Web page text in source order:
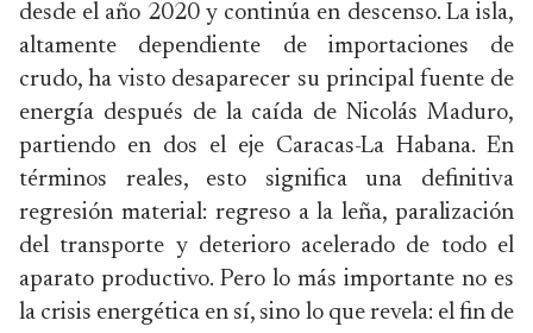
desde el año 2020 y continúa en descenso. La isla,
altamente dependiente de importaciones de
crudo, ha visto desaparecer su principal fuente de
energía después de la caída de Nicolás Maduro,
partiendo en dos el eje Caracas-La Habana. En
términos reales, esto significa una definitiva
regresión material: regreso a la leña, paralización
del transporte y deterioro acelerado de todo el
aparato productivo. Pero lo más importante no es
la crisis energética en sí, sino lo que revela: el fin de